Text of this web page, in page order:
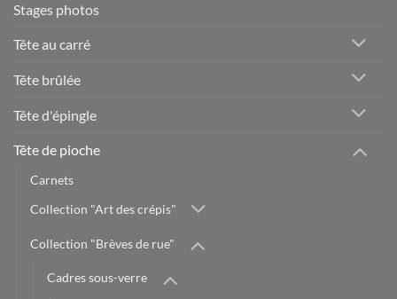
Stages photos
Tête au carré
Tête brûlée
Tête d'épingle
Tête de pioche
Carnets
Collection "Art des crépis"
Collection "Brèves de rue"
Cadres sous-verre